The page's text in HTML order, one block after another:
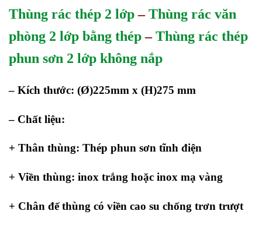
Thùng rác thép 2 lớp – Thùng rác văn
phòng 2 lớp bằng thép – Thùng rác thép
phun sơn 2 lớp không nắp
– Kích thước: (Ø)225mm x (H)275 mm
– Chất liệu:
+ Thân thùng: Thép phun sơn tĩnh điện
+ Viền thùng: inox trắng hoặc inox mạ vàng
+ Chân đế thùng có viền cao su chống trơn trượt